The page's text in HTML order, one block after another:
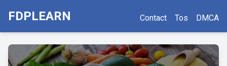
FDPLEARN Contact Tos DMCA